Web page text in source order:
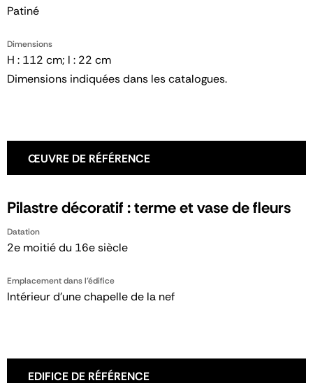
Patiné
Dimensions
H : 112 cm; l : 22 cm
Dimensions indiquées dans les catalogues.
ŒUVRE DE RÉFÉRENCE
Pilastre décoratif : terme et vase de fleurs
Datation
2e moitié du 16e siècle
Emplacement dans l'édifice
Intérieur d'une chapelle de la nef
EDIFICE DE RÉFÉRENCE